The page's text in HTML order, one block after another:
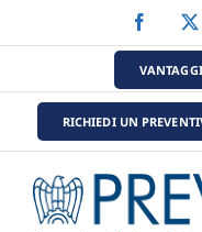
al
RICHIEDI UN